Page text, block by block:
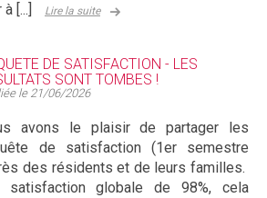
[...]
Lire la suite
DE SATISFACTION - LES
SONT TOMBES !
le 21/06/2026
avons le plaisir de partager les
de satisfaction (1er semestre
des résidents et de leurs familles.
globale de 98%, cela